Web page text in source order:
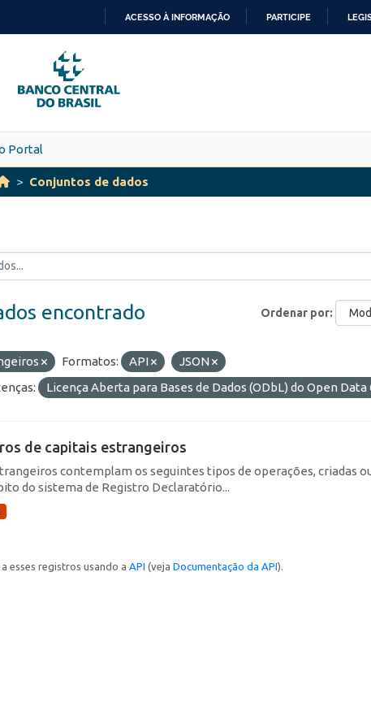
PARA
O
CONTEÚDO
ACESSO À INFORMAÇÃO PARTICIPE
Portal
Conjuntos de dados
Ordenar por
encontrado
Formatos: API
JSON
Licença Aberta para Bases de Dados (ODbL) do Open
de capitais estrangeiros
contemplam os seguintes tipos de operações, criadas
do sistema de Registro Declaratório...
esses registros usando a API (veja Documentação da API).